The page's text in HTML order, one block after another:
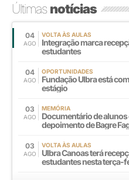
Últimasnotícias
04
AGO
VOLTA ÀS AULAS
Integração marca
estudantes
04
AGO
OPORTUNIDADES
Fundação Ulbra está
estágio
03
AGO
MEMÓRIA
Documentário de alunos
depoimento de Bagre
03
AGO
VOLTA ÀS AULAS
Ulbra Canoas terá
estudantes nesta terça-